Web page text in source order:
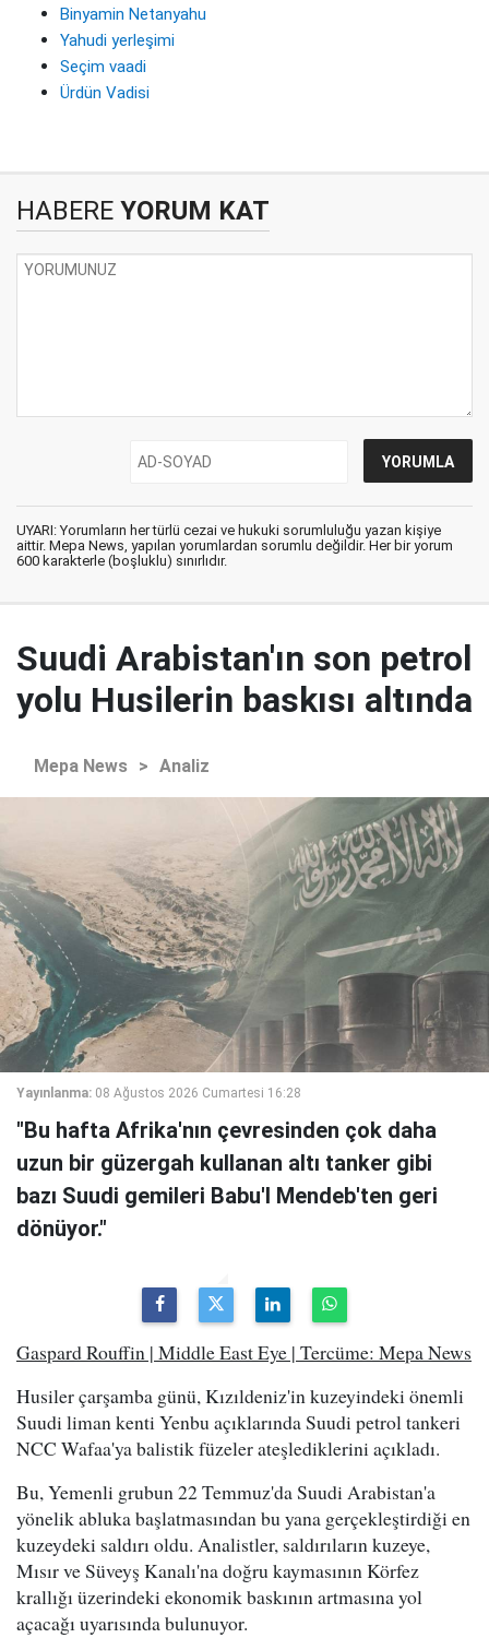
Binyamin Netanyahu
Yahudi yerleşimi
Seçim vaadi
Ürdün Vadisi
HABERE YORUM KAT
UYARI: Yorumların her türlü cezai ve hukuki sorumluluğu yazan kişiye
aittir. Mepa News, yapılan yorumlardan sorumlu değildir. Her bir yorum
600 karakterle (boşluklu) sınırlıdır.
Suudi Arabistan'ın son petrol
yolu Husilerin baskısı altında
Mepa News > Analiz
Yayınlanma: 08 Ağustos 2026 Cumartesi 16:28
"Bu hafta Afrika'nın çevresinden çok daha
uzun bir güzergah kullanan altı tanker gibi
bazı Suudi gemileri Babu'l Mendeb'ten geri
dönüyor."
Gaspard Rouffin | Middle East Eye | Tercüme: Mepa News
Husiler çarşamba günü, Kızıldeniz'in kuzeyindeki önemli
Suudi liman kenti Yenbu açıklarında Suudi petrol tankeri
NCC Wafaa'ya balistik füzeler ateşlediklerini açıkladı.
Bu, Yemenli grubun 22 Temmuz'da Suudi Arabistan'a
yönelik abluka başlatmasından bu yana gerçekleştirdiği en
kuzeydeki saldırı oldu. Analistler, saldırıların kuzeye,
Mısır ve Süveyş Kanalı'na doğru kaymasının Körfez
krallığı üzerindeki ekonomik baskının artmasına yol
açacağı uyarısında bulunuyor.